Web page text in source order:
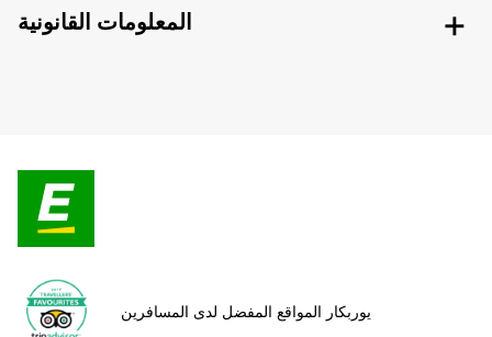
المعلومات القانونية
يوربكار المواقع المفضل لدى المسافرين